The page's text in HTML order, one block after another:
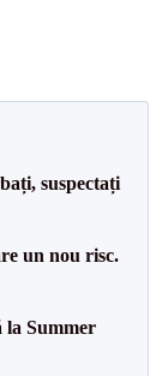
suspectați
un nou risc.
Summer